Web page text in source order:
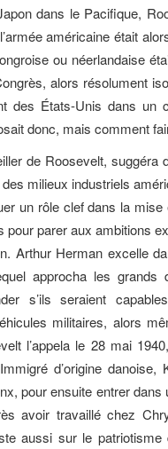
dans le Pacifique,
américaine était
ou néerlandaise
alors résolument
des États-Unis dans un
donc, mais comment
de Roosevelt, suggéra
milieux industriels
un rôle clef dans la
parer aux ambitions
Arthur Herman excelle
approcha les grands
s’ils seraient
militaires, alors
l’appela le 28 mai
d’origine danoise,
pour ensuite entrer dans
avoir travaillé chez
aussi sur le patriotisme